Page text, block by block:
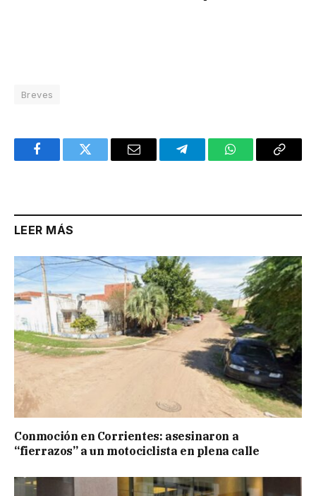
Breves
FacebookTwitter Email TelegramWhatsAppCopy
LEER MÁS
Conmoción en Corrientes: asesinaron a
“fierrazos” a un motociclista en plena calle